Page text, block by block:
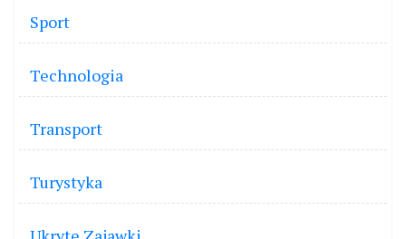
Sport
Technologia
Transport
Turystyka